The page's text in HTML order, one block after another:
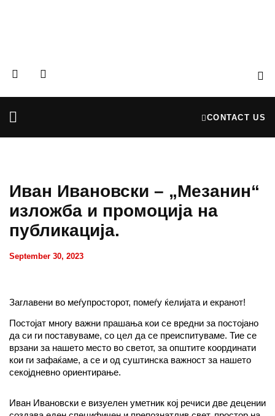
CONTACT US
Иван Ивановски – „Мезанин“
изложба и промоција на
публикација.
September 30, 2023
Заглавени во меѓупросторот, помеѓу ќелијата и екранот!
Постојат многу важни прашања кои се вредни за постојано
да си ги поставуваме, со цел да се преиспитуваме. Тие се
врзани за нашето место во светот, за општите координати
кои ги зафаќаме, а се и од суштинска важност за нашето
секојдневно ориентирање.
Иван Ивановски е визуелен уметник кој речиси две децении